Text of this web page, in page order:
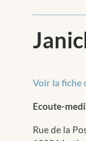
Voir la fiche
Ecoute-
Rue de la